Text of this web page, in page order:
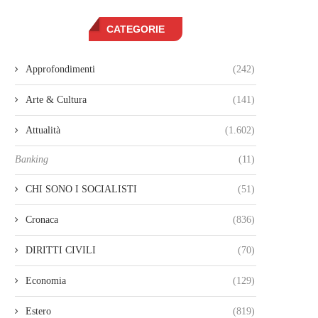
CATEGORIE
Approfondimenti (242)
Arte & Cultura (141)
Attualità (1.602)
Banking (11)
CHI SONO I SOCIALISTI (51)
Cronaca (836)
DIRITTI CIVILI (70)
Economia (129)
Estero (819)